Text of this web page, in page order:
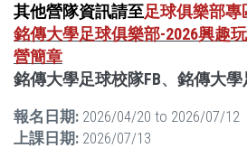
其他營隊資訊請至足球俱樂部專
銘傳大學足球俱樂部-2026興趣
營簡章
銘傳大學足球校隊FB、 銘傳大學
報名日期: 2026/04/20 to 2026/07/12
上課日期: 2026/07/13